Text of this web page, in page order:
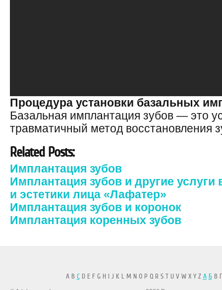
Процедура установки базальных
Базальная имплантация зубов — это
травматичный метод восстановления
Related Posts:
Имплантация зубов
Имплантация зубов и другие услуги
и эстетики лица «Лафатер»
Имплантация зубов и коронок
Имплантация коренных зубов
A B CD E F G H I J K L M N O P Q R S T U V W X Y Z А БВ